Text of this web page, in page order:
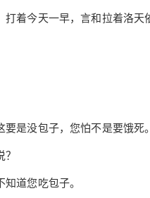
着今天一早，言和拉着洛天
是没包子，您怕不是要饿死。
道您吃包子。